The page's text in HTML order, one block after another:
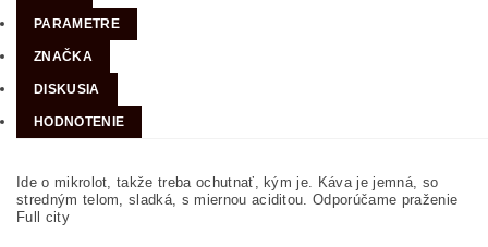
PARAMETRE
ZNAČKA
DISKUSIA
HODNOTENIE
Ide o mikrolot, takže treba ochutnať, kým je. Káva je jemná, so
stredným telom, sladká, s miernou aciditou. Odporúčame praženie
Full city